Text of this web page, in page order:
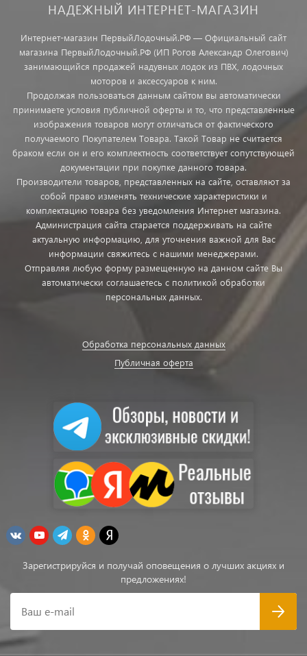
НАДЕЖНЫЙ ИНТЕРНЕТ-МАГАЗИН
Интернет-магазин ПервыйЛодочный.РФ — Официальный сайт
магазина ПервыйЛодочный.РФ (ИП Рогов Александр Олегович)
занимающийся продажей надувных лодок из ПВХ, лодочных
моторов и аксессуаров к ним.
Продолжая пользоваться данным сайтом вы автоматически
принимаете условия публичной оферты и то, что представленные
изображения товаров могут отличаться от фактического
получаемого Покупателем Товара. Такой Товар не считается
браком если он и его комплектность соответствует сопутствующей
документации при покупке данного товара.
Производители товаров, представленных на сайте, оставляют за
собой право изменять технические характеристики и
комплектацию товара без уведомления Интернет магазина.
Администрация сайта старается поддерживать на сайте
актуальную информацию, для уточнения важной для Вас
информации свяжитесь с нашими менеджерами.
Отправляя любую форму размещенную на данном сайте Вы
автоматически соглашаетесь с политикой обработки
персональных данных.
Обработка персональных данных
Публичная оферта
Зарегистрируйся и получай оповещения о лучших акциях и
предложениях!
Ваш e-mail